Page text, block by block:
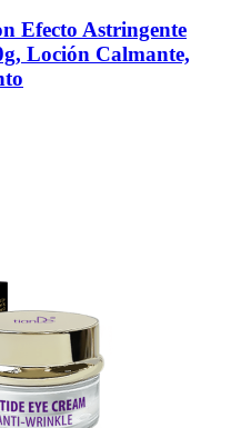
Efecto Astringente
Loción Calmante,